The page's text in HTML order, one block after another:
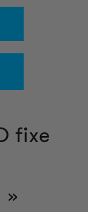
fixe
»